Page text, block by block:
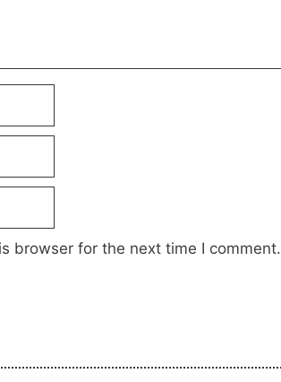
browser for the next time I comment.